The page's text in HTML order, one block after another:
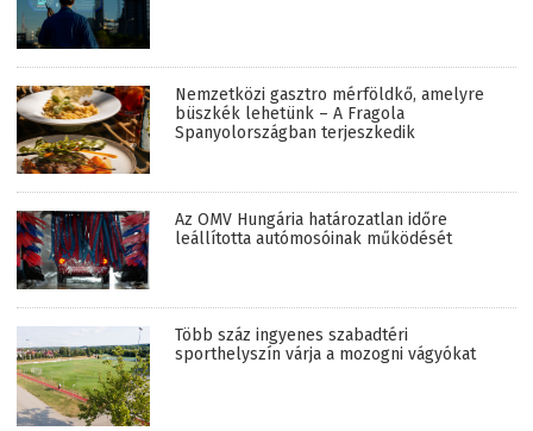
Nemzetközi gasztro mérföldkő, amelyre
büszkék lehetünk – A Fragola
Spanyolországban terjeszkedik
Az OMV Hungária határozatlan időre
leállította autómosóinak működését
Több száz ingyenes szabadtéri
sporthelyszín várja a mozogni vágyókat